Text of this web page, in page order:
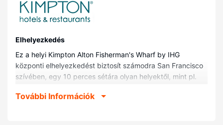
Elhelyezkedés
Ez a helyi Kimpton Alton Fisherman's Wharf by IHG
központi elhelyezkedést biztosít számodra San Francisco
szívében, egy 10 perces sétára olyan helyektől, mint pl.
vagy Ghirardelli tér. Ez a helyi luxusszínvonalú hotel kb.
További Információk